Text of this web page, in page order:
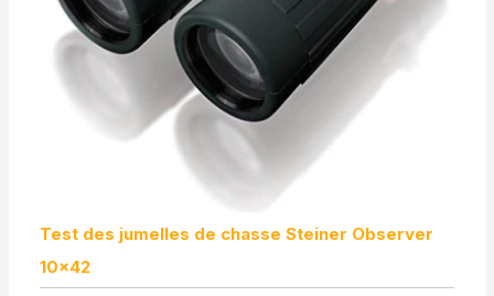
Test des jumelles de chasse Steiner Observer
10×42